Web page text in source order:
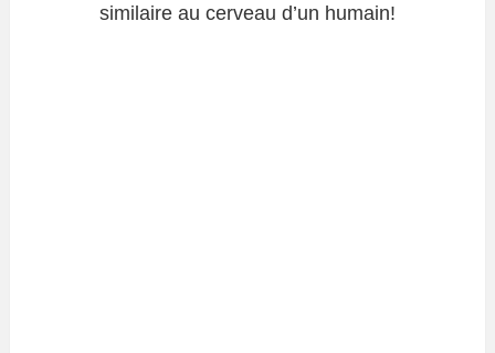
similaire au cerveau d’un humain!